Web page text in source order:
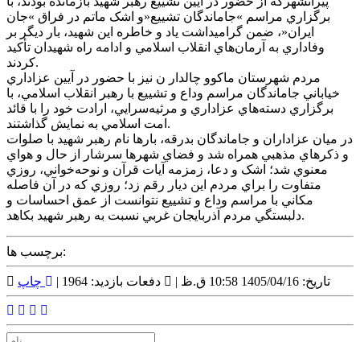
برگزاري مراسم »جاماندگان تشييع«و اشک ماتم در فراق »جان
ايران«، ضمن گراميداشت ياد و خاطره اين شهيد، بار ديگر بر
وفاداري به آرمان‌هاي انقلاب اسلامي و ادامه راه شهيدان تأکيد
کردند.
مردم شهرستان ماکوو چالدار ن نيز با حضور در آيين عزاداري
خياباني جاماندگان مراسم وداع و تشييع با رهبر انقلاب اسلامي، با
برگزاري دسته‌هاي عزاداري و مرثيه‌سرايي، ارادت خود را با قائد
امت اسلامي به نمايش گذاشتند.
در ميان عزاداران و جاماندگان بدرقه، بارها نام رهبر شهيد با صلوات
و ذکرهاي مذهبي همراه شد و فضاي شهرها سرشار از حال و هواي
معنوي شد؛ اشک و دعا، زمزمه آيات قرآن و نوحه‌خواني، روزي
متفاوت را براي مردم اين ديار رقم زد؛ روزي که در آن فاصله
مکاني با مراسم وداع و تشييع نتوانست از عمق احساسات و
دلبستگي مردم آذربايجان غربي نسبت به رهبر شهيد بکاهد.
برچسب ها:
تاریخ: 1405/04/16 10:58 ق.ظ | دفعات بازدید: 1964 | چاپ